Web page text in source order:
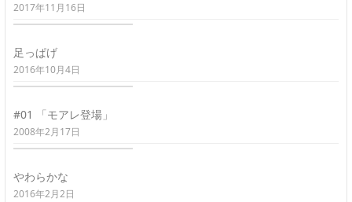
2017年11月16日
足っぱげ
2016年10月4日
#01 「モアレ登場」
2008年2月17日
やわらかな
2016年2月2日